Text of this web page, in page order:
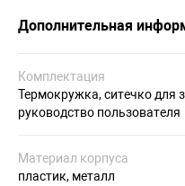
Дополнительная
Комплектация
Термокружка, ситечко для
руководство пользователя
Материал корпуса
пластик, металл